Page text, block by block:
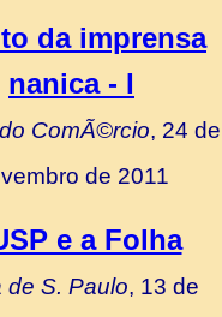
da imprensa
nanica - I
ComÃ©rcio, 24 de
de 2011
e a Folha
de S. Paulo, 13 de